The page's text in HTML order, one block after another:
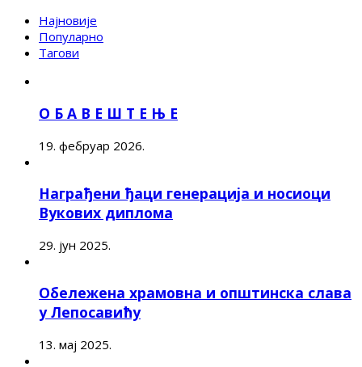
Најновије
Популарно
Тагови
О Б А В Е Ш Т Е Њ Е
19. фебруар 2026.
Награђени ђаци генерација и носиоци
Вукових диплома
29. јун 2025.
Обележена храмовна и општинска слава
у Лепосавићу
13. мај 2025.